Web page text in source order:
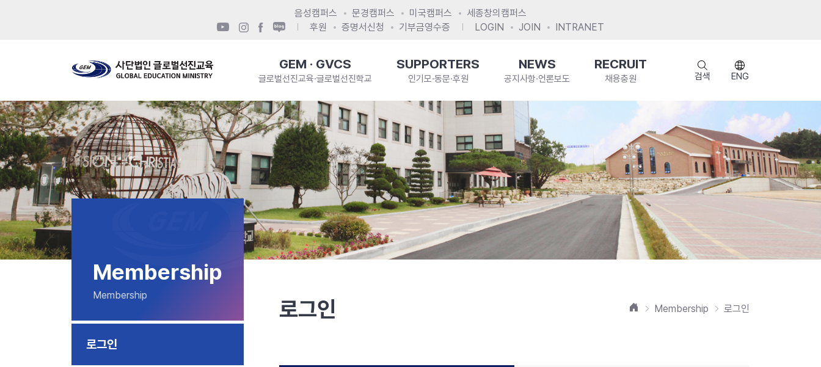
음성캠퍼스 문경캠퍼스 미국캠퍼스
세종창의캠퍼스
후원
증명서신청 기부금영수증 LOGIN JOIN INTRANET
GEM · GVCS
글로벌선진교육·글로벌선진학교
SUPPORTERS
인기모·동문·후원
NEWS
공지사항·언론보도
RECRUIT
채용충원 검색 ENG
Membership
Membership
로그인
로그인 홈 Membership 로그인